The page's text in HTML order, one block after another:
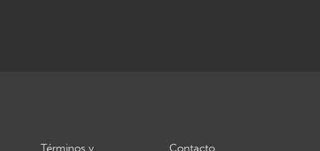
Términos y Contacto